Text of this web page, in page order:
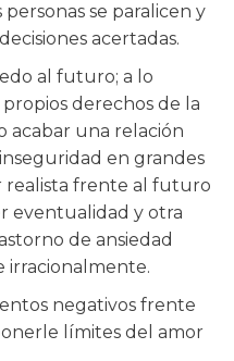
se paralicen y
acertadas.
al futuro; a lo
derechos de la
acabar una relación
en grandes
realista frente al futuro
eventualidad y otra
de ansiedad
irracionalmente.
negativos frente
límites del amor